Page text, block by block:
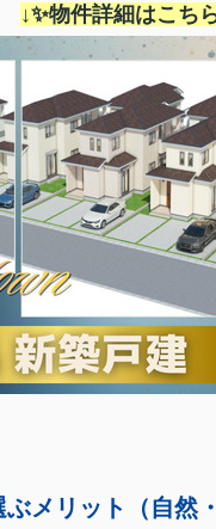
↓✨物件詳細はこち
メリット（自然